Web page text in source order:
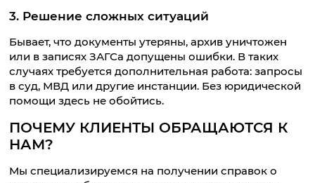
3. Решение сложных ситуаций
Бывает, что документы утеряны, архив уничтожен
или в записях ЗАГСа допущены ошибки. В таких
случаях требуется дополнительная работа: запросы
в суд, МВД или другие инстанции. Без юридической
помощи здесь не обойтись.
ПОЧЕМУ КЛИЕНТЫ ОБРАЩАЮТСЯ К
НАМ?
Мы специализируемся на получении справок о